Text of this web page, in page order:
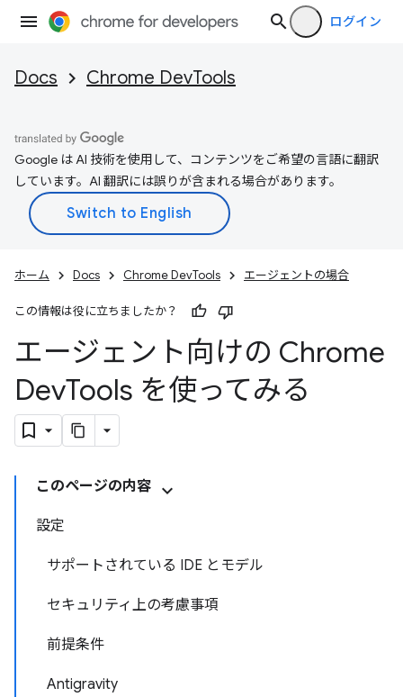
ログイン
Docs Chrome DevTools
Google は AI 技術を使用して、コンテンツをご希望の言語に翻訳
しています。AI 翻訳には誤りが含まれる場合があります。
ホーム Docs Chrome DevTools エージェントの場合
この情報は役に立ちましたか？
エージェント向けの Chrome
DevTools を使ってみる
このページの内容
設定
サポートされている IDE とモデル
セキュリティ上の考慮事項
前提条件
Antigravity